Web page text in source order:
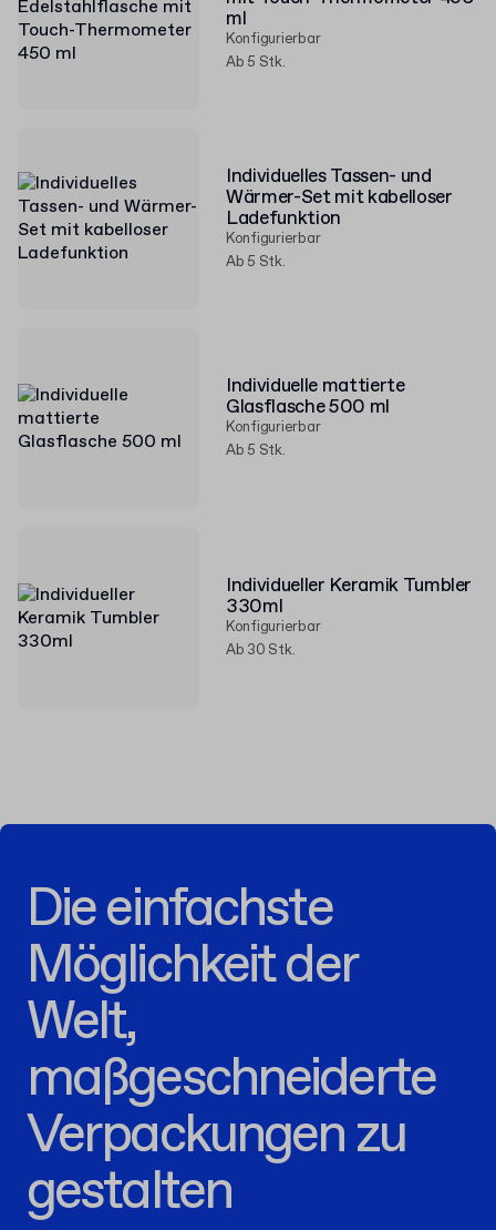
ml
Konfigurierbar
Ab 5 Stk.
Individuelles Tassen- und
Wärmer-Set mit kabelloser
Ladefunktion
Konfigurierbar
Ab 5 Stk.
Individuelle mattierte
Glasflasche 500 ml
Konfigurierbar
Ab 5 Stk.
Individueller Keramik Tumbler
330ml
Konfigurierbar
Ab 30 Stk.
Die einfachste
Möglichkeit der
Welt,
maßgeschneiderte
Verpackungen zu
gestalten